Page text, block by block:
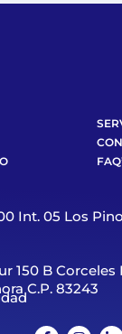
Int. 05 Los
150 B Corceles
C.P. 83243